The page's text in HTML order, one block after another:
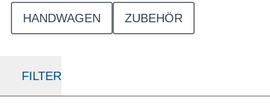
HANDWAGEN ZUBEHÖR
FILTER